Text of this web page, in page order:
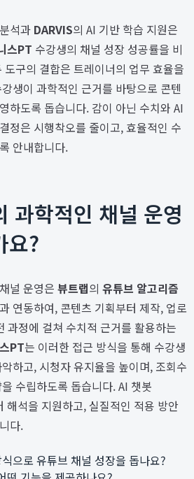
석과 DARVIS의 AI 기반 학습 지원은
스PT 수강생의 채널 성장 성공률을 비
구의 결합은 트레이너의 업무 효율을
생이 과학적인 근거를 바탕으로 콘텐
하도록 돕습니다. 감이 아닌 수치와 AI
정은 시행착오를 줄이고, 효율적인 수
안내합니다.
과학적인 채널 운영
요?
널 운영은 뷰트랩의 유튜브 알고리즘
연동하여, 콘텐츠 기획부터 제작, 업로
과정에 걸쳐 수치적 근거를 활용하는
PT는 이러한 접근 방식을 통해 수강생
하고, 시청자 유지율을 높이며, 조회수
수립하도록 돕습니다. AI 챗봇
해석을 지원하고, 실질적인 적용 방안
다.
으로 유튜브 채널 성장을 돕나요?